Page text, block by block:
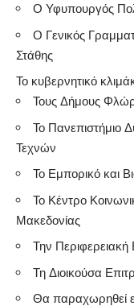
Ο Υφυπουργός
Ο Γενικός
Στάθης
Το κυβερνητικό
Τους Δήμους
Το Πανεπιστήμιο
Τεχνών
Το Εμπορικό και
Το Κέντρο
Μακεδονίας
Την
Τη Διοικούσα
Θα παραχωρηθεί